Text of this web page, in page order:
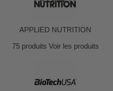
APPLIED NUTRITION
75 produits Voir les produits